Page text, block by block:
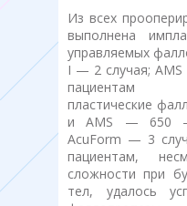
Из всех
выполнена
управляемых
I — 2 случая;
пациентам
пластические
и AMS — 650
AcuForm — 3
пациентам,
сложности при
тел, удалось